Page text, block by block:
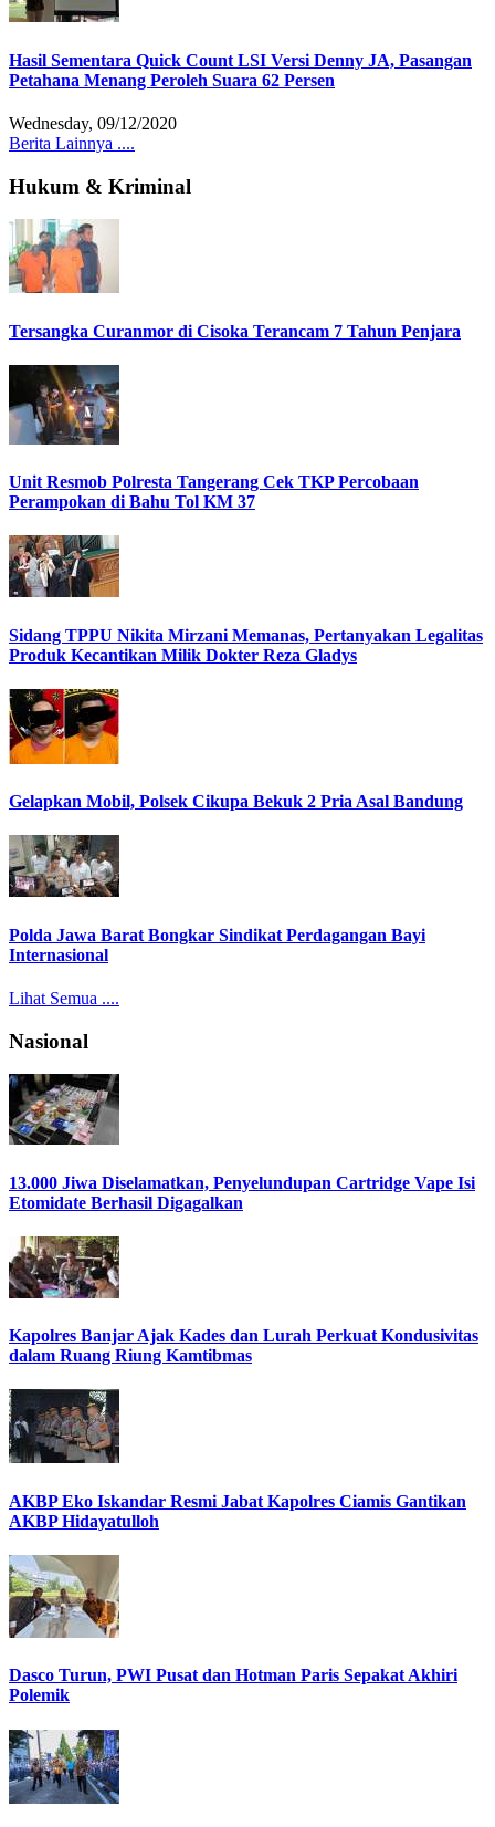
Hasil Sementara Quick Count LSI Versi Denny JA, Pasangan
Petahana Menang Peroleh Suara 62 Persen
Wednesday, 09/12/2020
Berita Lainnya ....
Hukum & Kriminal
Tersangka Curanmor di Cisoka Terancam 7 Tahun Penjara
Unit Resmob Polresta Tangerang Cek TKP Percobaan
Perampokan di Bahu Tol KM 37
Sidang TPPU Nikita Mirzani Memanas, Pertanyakan Legalitas
Produk Kecantikan Milik Dokter Reza Gladys
Gelapkan Mobil, Polsek Cikupa Bekuk 2 Pria Asal Bandung
Polda Jawa Barat Bongkar Sindikat Perdagangan Bayi
Internasional
Lihat Semua ....
Nasional
13.000 Jiwa Diselamatkan, Penyelundupan Cartridge Vape Isi
Etomidate Berhasil Digagalkan
Kapolres Banjar Ajak Kades dan Lurah Perkuat Kondusivitas
dalam Ruang Riung Kamtibmas
AKBP Eko Iskandar Resmi Jabat Kapolres Ciamis Gantikan
AKBP Hidayatulloh
Dasco Turun, PWI Pusat dan Hotman Paris Sepakat Akhiri
Polemik